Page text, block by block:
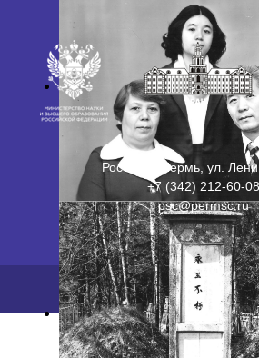
Россия, г. Пермь, ул.
+7 (342) 212-60-08
psc@permsc.ru
2026 ©ПФИЦ УрО